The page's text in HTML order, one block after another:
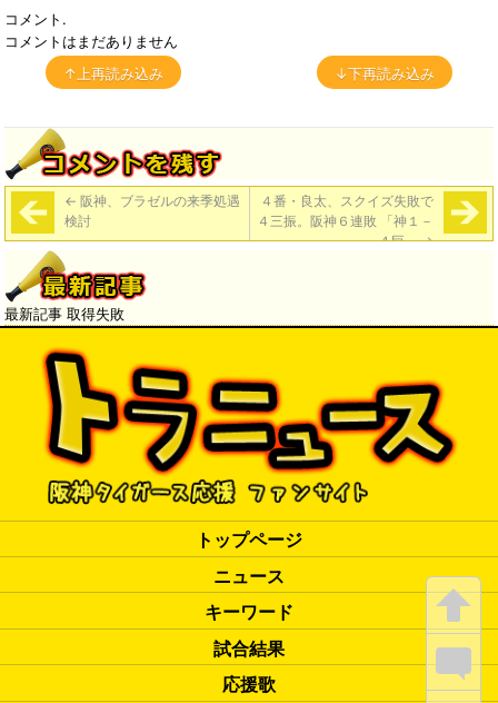
コメント.
コメントはまだありません
↑上再読み込み
↓下再読み込み
← 阪神、ブラゼルの来季処遇
検討
４番・良太、スクイズ失敗で
４三振。阪神６連敗 「神１－
４巨」→
最新記事 取得失敗
トップページ
ニュース
キーワード
試合結果
応援歌